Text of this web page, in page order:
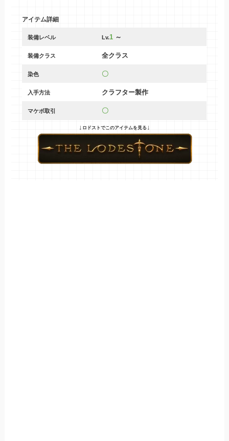
アイテム詳細
装備レベル Lv.1～
装備クラス 全クラス
染色 〇
入手方法 クラフター製作
マケボ取引 〇
↓ ロドストでこのアイテムを見る↓